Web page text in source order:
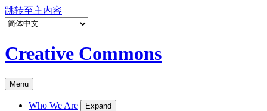
跳转至主内容
Creative Commons
Menu
Who We Are Expand